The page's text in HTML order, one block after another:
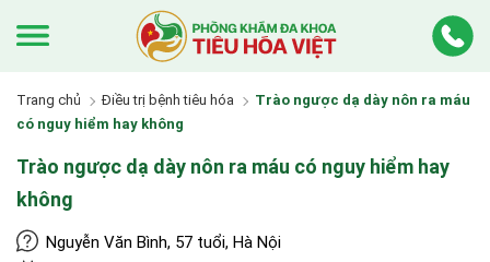
Trang chủ Điều trị bệnh tiêu hóa
Trào ngược dạ dày nôn ra máu
có nguy hiểm hay không
Trào ngược dạ dày nôn ra máu có nguy hiểm hay
không
Nguyễn Văn Bình, 57 tuổi, Hà Nội